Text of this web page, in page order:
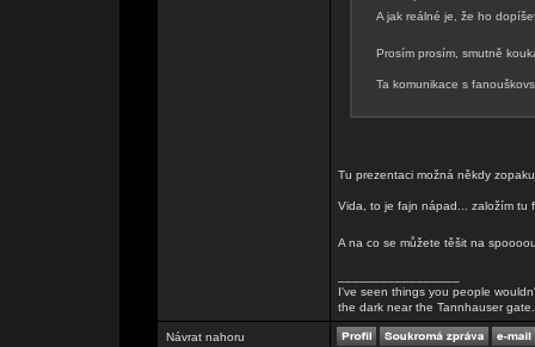
A jak reálné je, že ho
Prosím prosím, smutně
Ta komunikace s
Tu prezentaci možná někdy
Vida, to je fajn nápad... založím tu
A na co se můžete těšit na
I've seen things you people
the dark near the Tannhauser
Návrat nahoru